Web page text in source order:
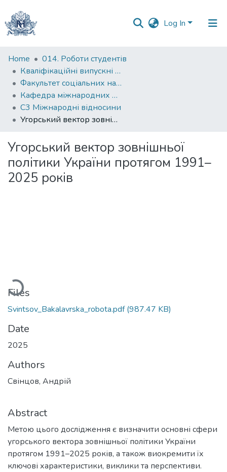
Log In
Communities
&
Collections
All of DSpace
Home
014. Роботи студентів
Кваліфікаційні випускні роботи здобувачів вищої освіти бакалаврських програм
Факультет соціальних наук і соціальних технологій
Кафедра міжнародних відносин
С3 Міжнародні відносини
Угорський вектор зовнішньої політики України протягом 1991–2025 років
Угорський вектор зовнішньої
політики України протягом 1991–
2025 років
Loading...
Files
Svintsov_Bakalavrska_robota.pdf(987.47 KB)
Date
2025
Authors
Свінцов, Андрій
Abstract
Метою цього дослідження є визначити основні сфери
угорського вектора зовнішньої політики України
протягом 1991–2025 років, а також виокремити їх
ключові характеристики, виклики та перспективи.